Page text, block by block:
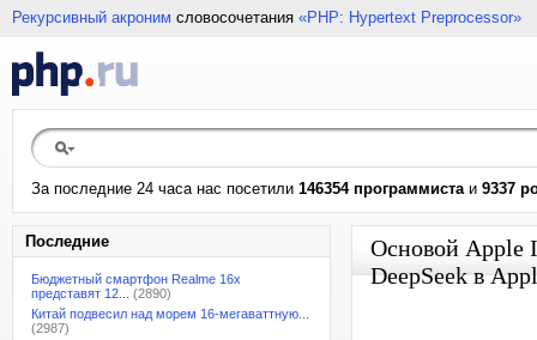
Рекурсивный акроним словосочетания «PHP: Hypertext Preprocessor»
За последние 24 часа нас посетили 146354 программистаи 9337
Последние
Бюджетный смартфон Realme 16x
представят 12...
(2890)
Китай подвесил над морем 16-мегаваттную...
(2987)
Основой Apple
DeepSeek в